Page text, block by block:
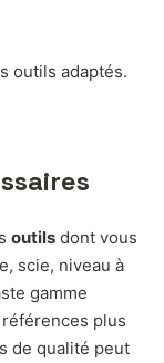
outils adaptés.
outils dont vous
scie, niveau à
gamme
références plus
de qualité peut